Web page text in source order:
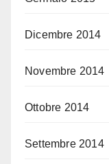
Dicembre 2014
Novembre 2014
Ottobre 2014
Settembre 2014